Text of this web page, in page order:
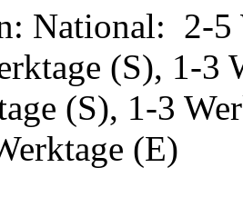
National: 2-5
(S), 1-3
(S), 1-3
(E)